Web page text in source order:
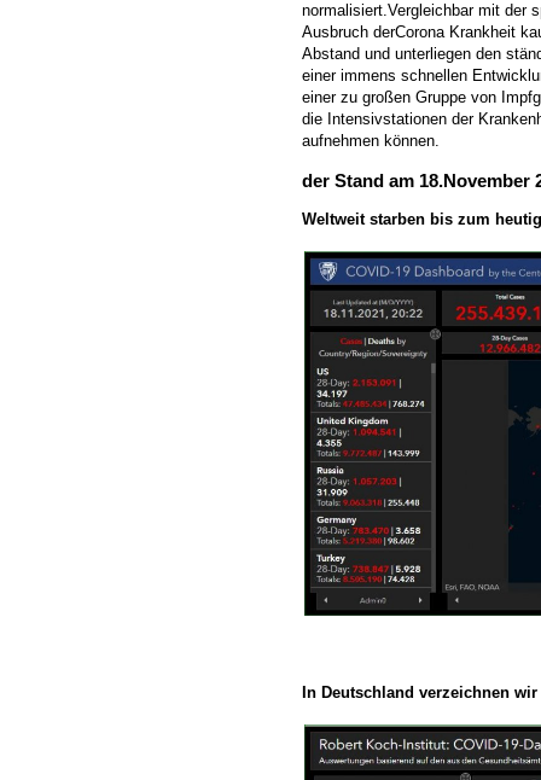
normalisiert.Vergleichbar mit der
Ausbruch derCorona Krankheit
Abstand und unterliegen den
einer immens schnellen
einer zu großen Gruppe von
die Intensivstationen der
aufnehmen können.
der Stand am 18.November
Weltweit starben bis zum
In Deutschland verzeichnen